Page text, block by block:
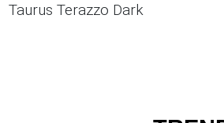
Taurus Terazzo Dark